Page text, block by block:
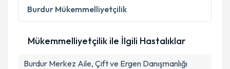
Kişisel verilerimin işlenmesine ilişkin
Metni'ni okudum ve kişisel verilerimin belirtilen
Burdur Mükemmelliyetçilik
Mükemmelliyetçilik ile İlgili Hastalıklar
Burdur Merkez Aile, Çift ve Ergen Danışmanlığı